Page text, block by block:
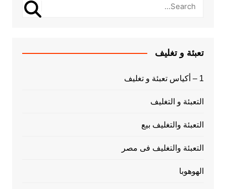
تعبئة و تغليف
1 – أكياس تعبئة و تغليف
التعبئة و التغليف
التعبئة والتغليف بيع
التعبئة والتغليف فى مصر
الهوهوبا